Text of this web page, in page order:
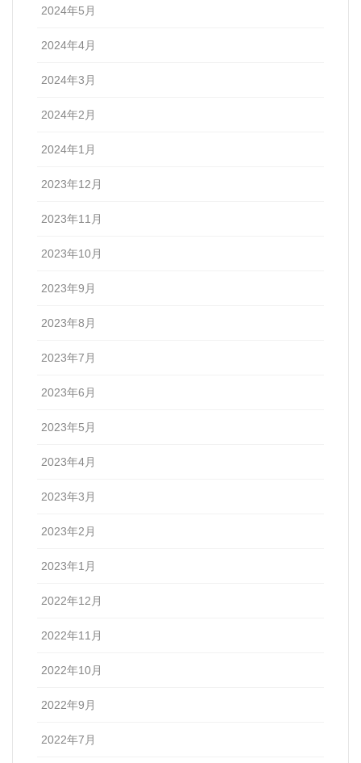
2024年5月
2024年4月
2024年3月
2024年2月
2024年1月
2023年12月
2023年11月
2023年10月
2023年9月
2023年8月
2023年7月
2023年6月
2023年5月
2023年4月
2023年3月
2023年2月
2023年1月
2022年12月
2022年11月
2022年10月
2022年9月
2022年7月